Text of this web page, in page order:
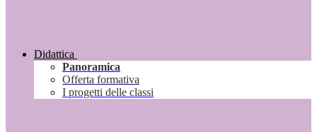
Didattica
Panoramica
Offerta formativa
I progetti delle classi